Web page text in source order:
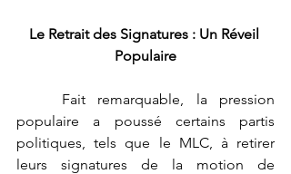
Le Retrait des Signatures : Un Réveil
Populaire
populaire a poussé certains partis
politiques, tels que le MLC, à retirer
leurs signatures de la motion de